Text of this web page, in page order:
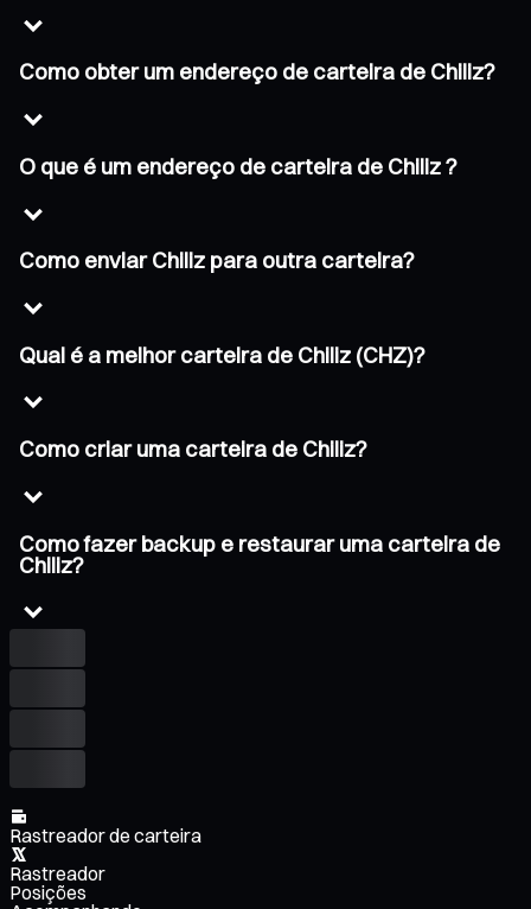
Como obter um endereço de carteira de Chiliz?
O que é um endereço de carteira de Chiliz ?
Como enviar Chiliz para outra carteira?
Qual é a melhor carteira de Chiliz (CHZ)?
Como criar uma carteira de Chiliz?
Como fazer backup e restaurar uma carteira de
Chiliz?
Rastreador de carteira
Rastreador
Posições